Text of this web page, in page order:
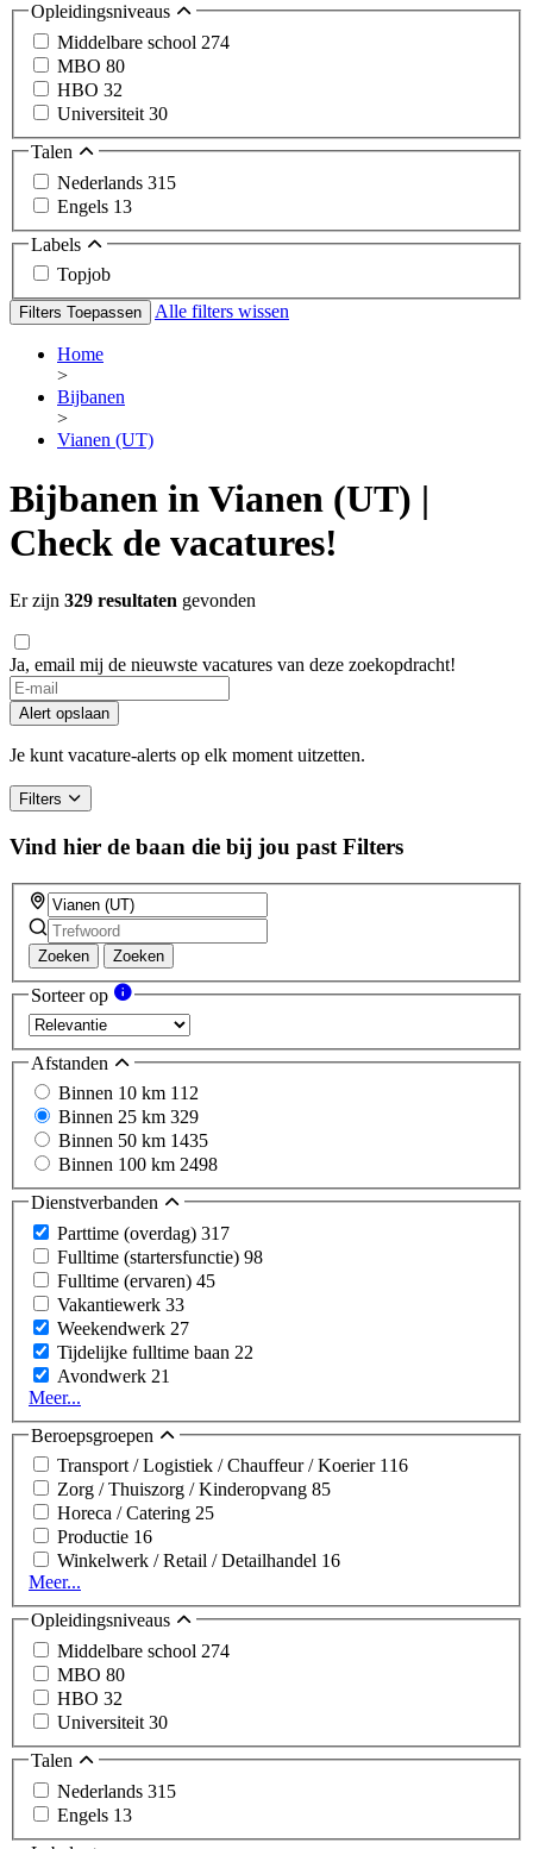
Opleidingsniveaus
Middelbare school 274
MBO 80
HBO 32
Universiteit 30
Talen
Nederlands 315
Engels 13
Labels
Topjob
Filters Toepassen Alle filters wissen
Home
>
Bijbanen
>
Vianen (UT)
Bijbanen in Vianen (UT) |
Check de vacatures!
Er zijn 329 resultaten gevonden
Ja, email mij de nieuwste vacatures van deze zoekopdracht!
If
you
are
a
ignore
this
field
Alert opslaan
Je kunt vacature-alerts op elk moment uitzetten.
Filters
Vind hier de baan die bij jou past Filters
Zoeken Zoeken
Sorteer op
Afstanden
Binnen 10 km 112
Binnen 25 km 329
Binnen 50 km 1435
Binnen 100 km 2498
Dienstverbanden
Parttime (overdag) 317
Fulltime (startersfunctie) 98
Fulltime (ervaren) 45
Vakantiewerk 33
Weekendwerk 27
Tijdelijke fulltime baan 22
Avondwerk 21
Meer...
Beroepsgroepen
Transport / Logistiek / Chauffeur / Koerier 116
Zorg / Thuiszorg / Kinderopvang 85
Horeca / Catering 25
Productie 16
Winkelwerk / Retail / Detailhandel 16
Meer...
Opleidingsniveaus
Middelbare school 274
MBO 80
HBO 32
Universiteit 30
Talen
Nederlands 315
Engels 13